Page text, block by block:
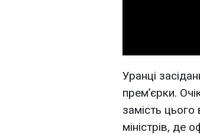
Уранці
прем’єрки.
замість
міністрів, де